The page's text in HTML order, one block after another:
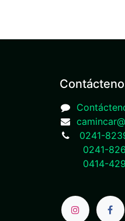
0241-
0241-
0414-